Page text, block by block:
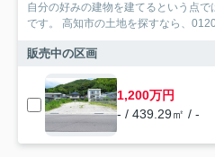
自分の好みの建物を建てるという点
です。 高知市の土地を探すなら、
販売中の区画
1,200万円
- / 439.29㎡ / -